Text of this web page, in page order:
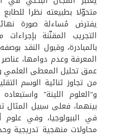
متحوّلا بطبيعته نظرا
يفترض مُساءلة صورة
التجريب المقنّنة
بالمبادرة، وقبول النقد
المعرفة وعدم دوامها،
عمق تحليل المعطى العلمي
من تجاوز ثنائية الوسم
و"العلوم اللينة"
بينهما، فعلى سبيل المثال
في البيولوجيا، وفي
محاولات منهجية تدريجية